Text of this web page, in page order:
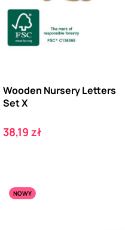
Wooden Nursery Letters
Set X
Cena
38,19 zł
NOWY